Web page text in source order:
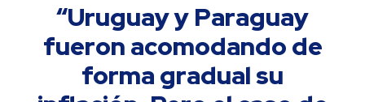
“Uruguay y Paraguay
fueron acomodando de
forma gradual su